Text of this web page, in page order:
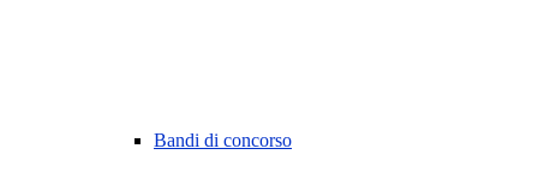
Bandi di concorso